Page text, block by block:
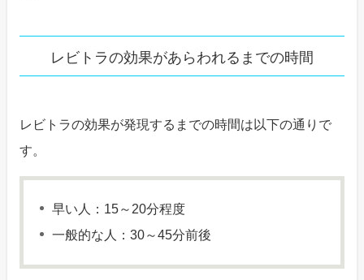
レビトラの効果があらわれるまでの時間
レビトラの効果が発現するまでの時間は以下の通りで
す。
早い人：15～20分程度
一般的な人：30～45分前後